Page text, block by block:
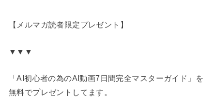
【メルマガ読者限定プレゼント】
▼▼▼
「AI初心者の為のAI動画7日間完全マスターガイド」を
無料でプレゼントしてます。